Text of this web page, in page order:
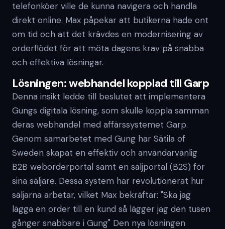
telefonköer ville de kunna navigera och handla
direkt online. Max påpekar att butikerna hade ont
om tid och att det krävdes en modernisering av
orderflödet för att möta dagens krav på snabba
och effektiva lösningar.
Lösningen: webhandel kopplad till Garp
Denna insikt ledde till beslutet att implementera
Gungs digitala lösning, som skulle koppla samman
deras webhandel med affärssystemet Garp.
Genom samarbetet med Gung har Sätila of
Sweden skapat en effektiv och användarvänlig
B2B weborderportal samt en säljportal (B2S) för
sina säljare. Dessa system har revolutionerat hur
säljarna arbetar, vilket Max bekräftar: "Ska jag
lägga en order till en kund så lägger jag den tusen
gånger snabbare i Gung" Den nya lösningen